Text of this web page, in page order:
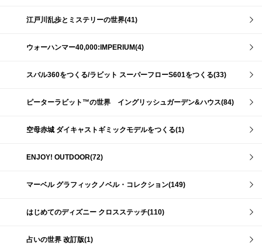
江戸川乱歩とミステリーの世界(41)
ウォーハンマー40,000:IMPERIUM(4)
スバル360をつくる/ラビット スーパーフローS601をつくる(33)
ピーターラビット™の世界 イングリッシュガーデン&ハウス(84)
空母赤城 ダイキャストギミックモデルをつくる(1)
ENJOY! OUTDOOR(72)
マーベル グラフィックノベル・コレクション(149)
はじめてのディズニー クロスステッチ(110)
占いの世界 改訂版(1)